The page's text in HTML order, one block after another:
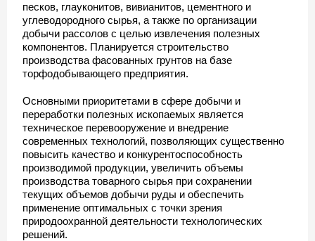
песков, глауконитов, вивианитов, цементного и
углеводородного сырья, а также по организации
добычи рассолов с целью извлечения полезных
компонентов. Планируется строительство
производства фасованных грунтов на базе
торфодобывающего предприятия.
Основными приоритетами в сфере добычи и
переработки полезных ископаемых является
техническое перевооружение и внедрение
современных технологий, позволяющих существенно
повысить качество и конкурентоспособность
производимой продукции, увеличить объемы
производства товарного сырья при сохранении
текущих объемов добычи руды и обеспечить
применение оптимальных с точки зрения
природоохранной деятельности технологических
решений.